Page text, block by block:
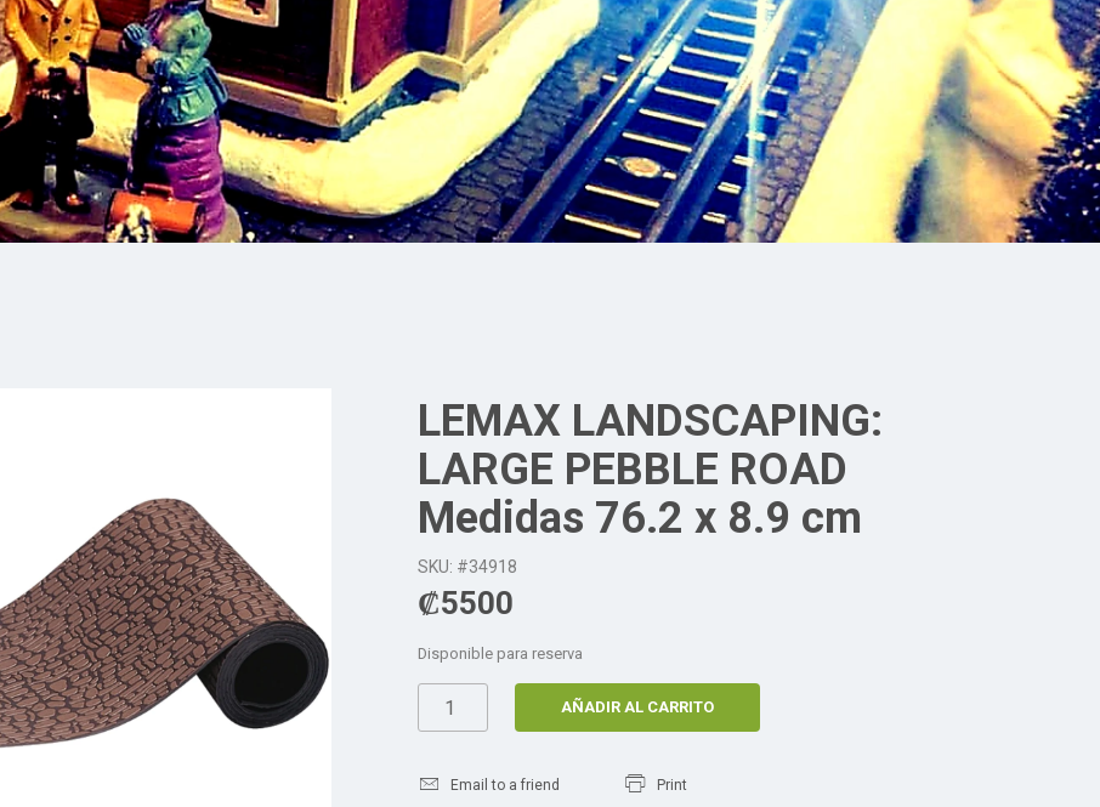
LEMAX LANDSCAPING:
LARGE PEBBLE ROAD
Medidas 76.2 x 8.9 cm
SKU: #34918
₡5500
Disponible para reserva
AÑADIR AL CARRITO
Email to a friend Print